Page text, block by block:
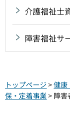
介護福祉士
障害福祉サ
トップページ >健康
保・定着事業> 障害